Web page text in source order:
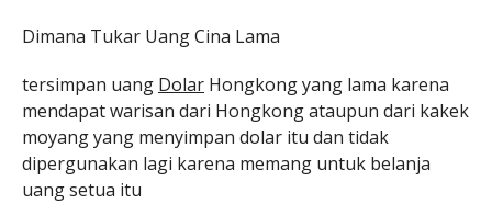
Dimana Tukar Uang Cina Lama
tersimpan uang Dolar Hongkong yang lama karena
mendapat warisan dari Hongkong ataupun dari kakek
moyang yang menyimpan dolar itu dan tidak
dipergunakan lagi karena memang untuk belanja
uang setua itu